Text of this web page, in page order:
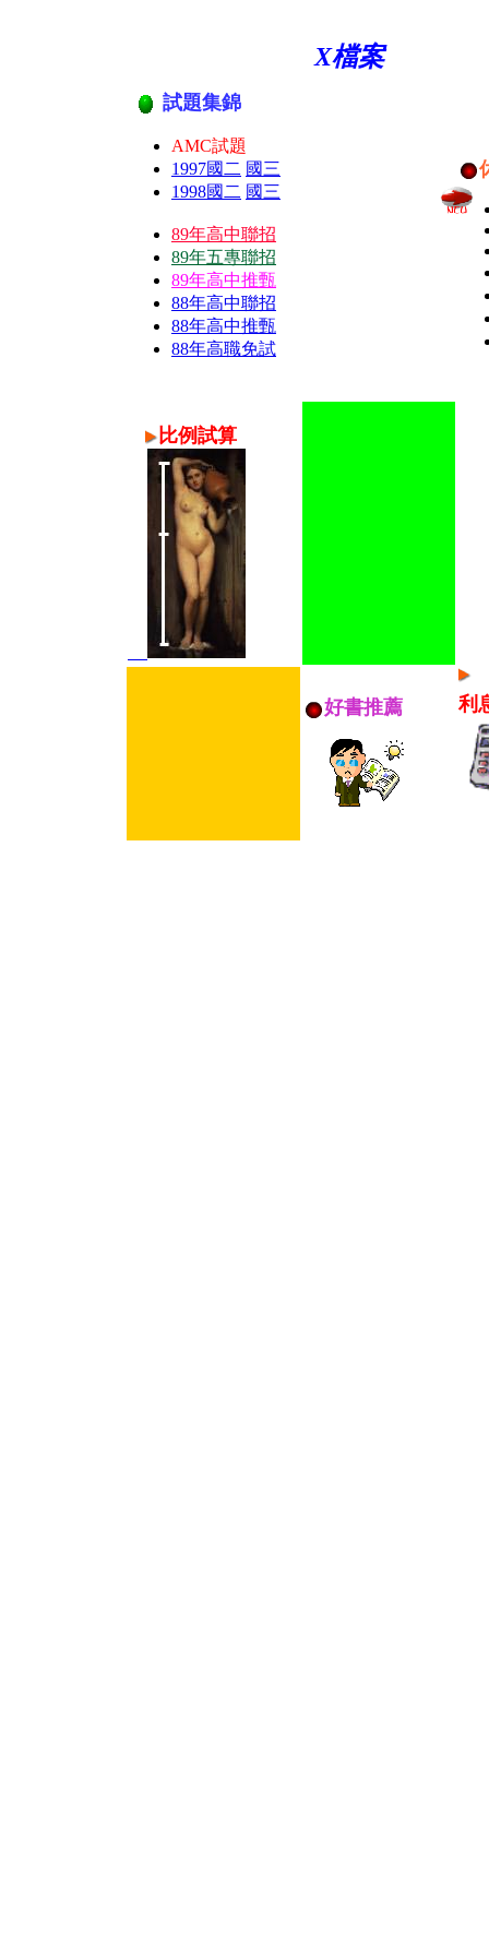
X檔案
試題集錦
AMC試題
1997國二 國三
1998國二 國三
89年高中聯招
89年五專聯招
89年高中推甄
88年高中聯招
88年高中推甄
88年高職免試
比例試算
好書推薦